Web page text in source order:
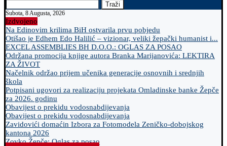
Traži
Subota, 8 Augusta, 2026
Izdvojeno
Na Edinovim krilima BiH ostvarila prvu pobjedu
Otišao je Edhem Edo Halilić – vizionar, veliki žepački humanist i...
EXCEL ASSEMBLIES BH D.O.O.: OGLAS ZA POSAO
Održana promocija knjige autora Branka Marijanovića: LEKTIRA
ZA ŽIVOT
Načelnik održao prijem učenika generacije osnovnih i srednjih
škola
Potpisani ugovori za realizaciju projekata Omladinske banke Žepče
za 2026. godinu
Obavijest o prekidu vodosnabdijevanja
Obavijest o prekidu vodosnabdijevanja
Zavidovići domaćin Izbora za Fotomodela Zeničko-dobojskog
kantona 2026
Zovko Žepče: Oglas za posao